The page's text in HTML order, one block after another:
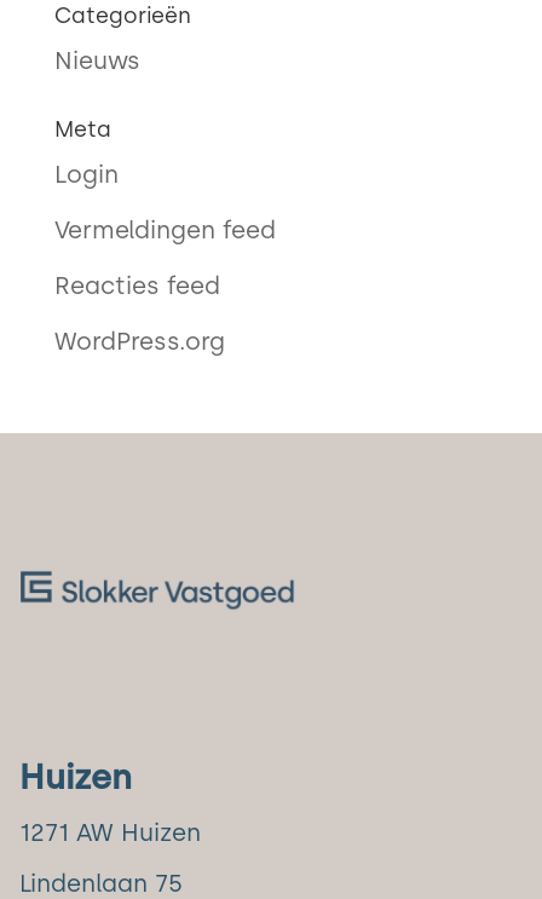
Categorieën
Nieuws
Meta
Login
Vermeldingen feed
Reacties feed
WordPress.org
Huizen
1271 AW Huizen
Lindenlaan 75